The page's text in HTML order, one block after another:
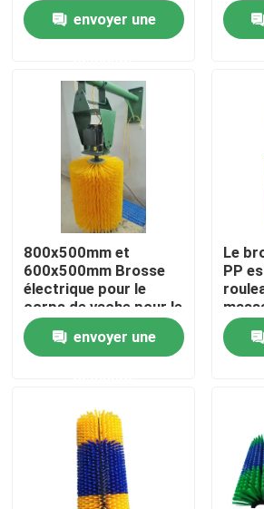
Produits
A propos de nous
Visite d'usine
Contrôle de la qualité
Contact
Demande de soumission
Brosses cylindriques industrielles
Brosses à rouleaux industriels
envoyer une
800x500mm et
600x500mm Brosse
électrique pour le
corps de vache pour le
nettoyage et le
massage du corps des
animaux
envoyer une
Le
PP